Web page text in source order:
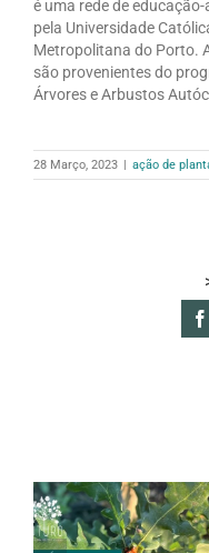
é uma rede de
pela Universidade
Metropolitana do Porto.
são provenientes do
Árvores e Arbustos
28 Março, 2023 | ação de